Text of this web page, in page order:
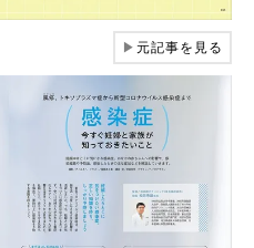
▶元記事を見る